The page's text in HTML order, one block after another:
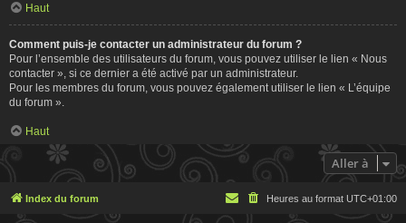
Haut
Comment puis-je contacter un administrateur du forum ?
Pour l’ensemble des utilisateurs du forum, vous pouvez utiliser le lien « Nous
contacter », si ce dernier a été activé par un administrateur.
Pour les membres du forum, vous pouvez également utiliser le lien « L’équipe
du forum ».
Haut
Aller à
Index du forum Heures au format UTC+01:00